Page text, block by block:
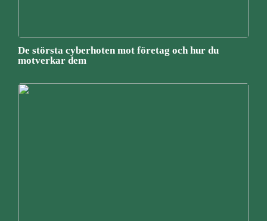
De största cyberhoten mot företag och hur du
motverkar dem